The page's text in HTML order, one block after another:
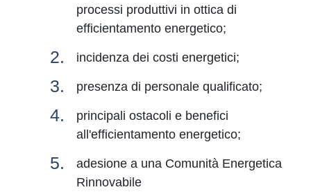
processi produttivi in ottica di
efficientamento energetico;
incidenza dei costi energetici;
presenza di personale qualificato;
principali ostacoli e benefici
all'efficientamento energetico;
adesione a una Comunità Energetica
Rinnovabile